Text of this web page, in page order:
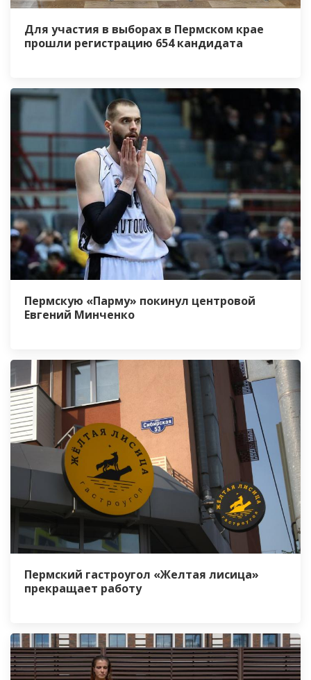
Для участия в выборах в Пермском крае
прошли регистрацию 654 кандидата
Пермскую «Парму» покинул центровой
Евгений Минченко
Пермский гастроугол «Желтая лисица»
прекращает работу